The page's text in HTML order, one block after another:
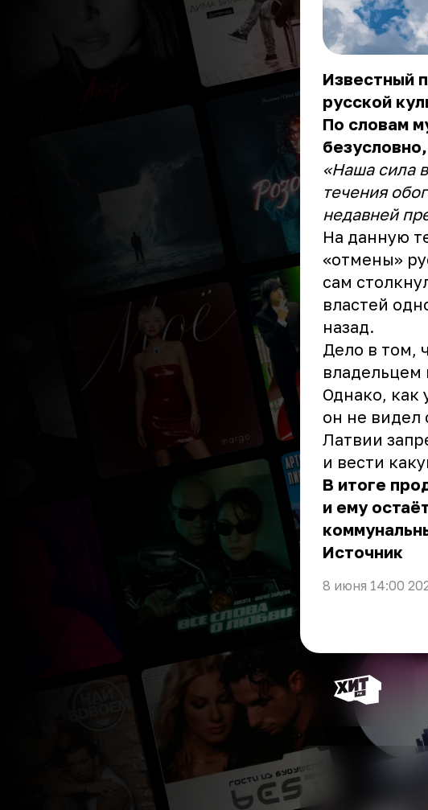
Известный
русской
По словам
«Наша сила
течения
недавней
На данную
«отмены»
сам
властей
назад.
Дело в том,
Однако, как
он не видел
Латвии
и вести
В итоге
и ему
Источник
8 июня 14:00